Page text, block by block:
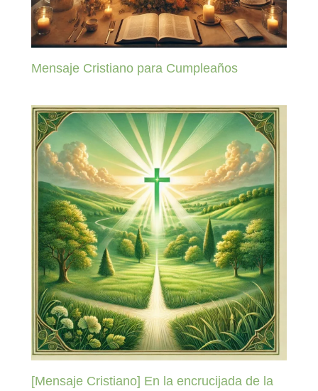
Mensaje Cristiano para Cumpleaños
[Mensaje Cristiano] En la encrucijada de la